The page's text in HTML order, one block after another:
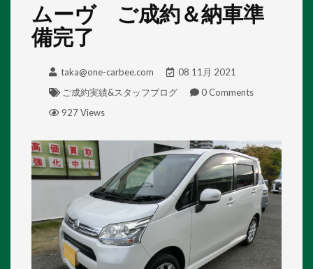
ムーヴ ご成約＆納車準
備完了
taka@one-carbee.com
08 11月 2021
ご成約実績&スタッフブログ
0 Comments
927 Views